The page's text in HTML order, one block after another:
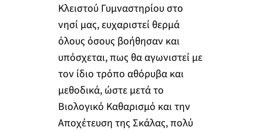
Κλειστού Γυμναστηρίου στο
νησί μας, ευχαριστεί θερμά
όλους όσους βοήθησαν και
υπόσχεται, πως θα αγωνιστεί με
τον ίδιο τρόπο αθόρυβα και
μεθοδικά, ώστε μετά το
Βιολογικό Καθαρισμό και την
Αποχέτευση της Σκάλας, πολύ